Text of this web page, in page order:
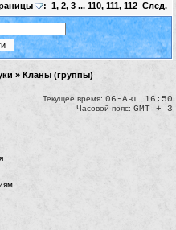
: 1, 2, 3 ... 110, 111, 112 След.
» Кланы (группы)
Текущее время: 06-Авг 16:50
Часовой пояс: GMT + 3